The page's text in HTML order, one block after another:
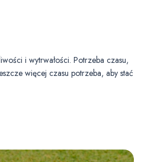
i wytrwałości. Potrzeba czasu,
więcej czasu potrzeba, aby stać